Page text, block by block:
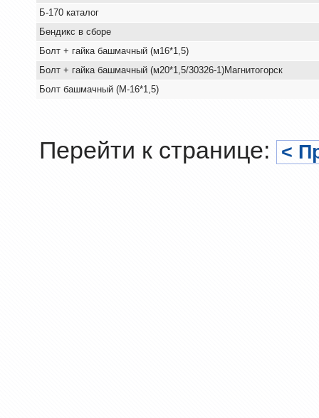
Б-170 каталог
Бендикс в сборе
Болт + гайка башмачный (м16*1,5)
Болт + гайка башмачный (м20*1,5/30326-1)Магнитогорск
Болт башмачный (М-16*1,5)
Перейти к странице: <